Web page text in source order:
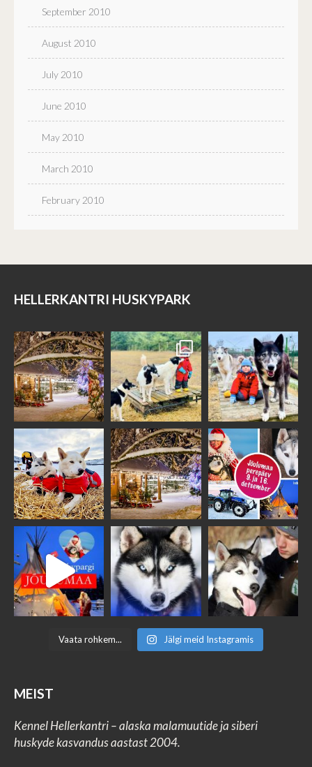
September 2010
August 2010
July 2010
June 2010
May 2010
March 2010
February 2010
HELLERKANTRI HUSKYPARK
Vaata rohkem... Jälgi meid Instagramis
MEIST
Kennel Hellerkantri – alaska malamuutide ja siberi
huskyde kasvandus aastast 2004.